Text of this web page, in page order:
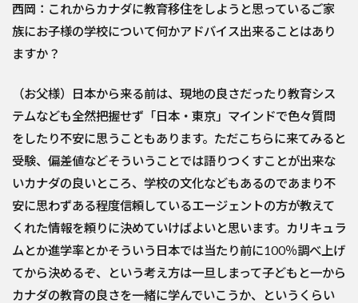
西岡：これからカナダに教育移住をしようと思っているご家
族にお子様の学校について何かアドバイス出来ることはあり
ますか？
（お父様）日本から来る前は、現地の良さだったり教育シス
テムなども全然把握せず「日本・東京」マインドで色々質問
をしたり不安に思うこともあります。ただこちらに来てみると
受験、偏差値などそういうことでは語りつくすことが出来な
いカナダの良いところ、学校の文化などもあるのであまり不
安に思わずある程度信頼しているエージェントの方が教えて
くれた情報を頼りに決めていけばよいと思います。カリキュラ
ムとか進学率とかそういう日本では当たり前に100％調べ上げ
てから決めるぞ、という考え方は一旦しまって子どもと一から
カナダの教育の良さを一緒に学んでいこうか、というくらい